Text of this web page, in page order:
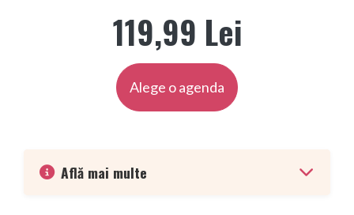
119,99 Lei
Alege o agenda
Află mai multe